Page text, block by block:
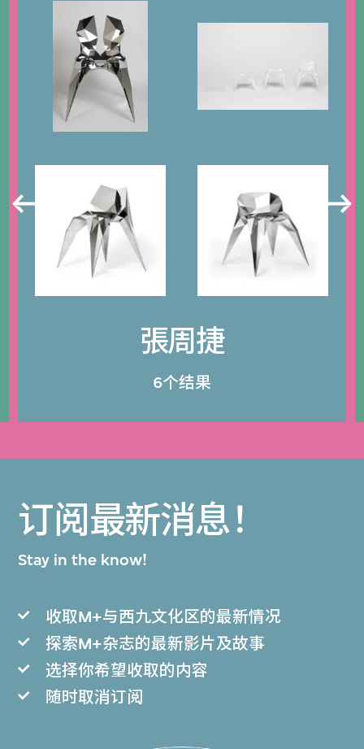
張周捷
6个结果
订阅最新消息！
Stay in the know!
收取M+与西九文化区的最新情况
探索M+杂志的最新影片及故事
选择你希望收取的内容
随时取消订阅